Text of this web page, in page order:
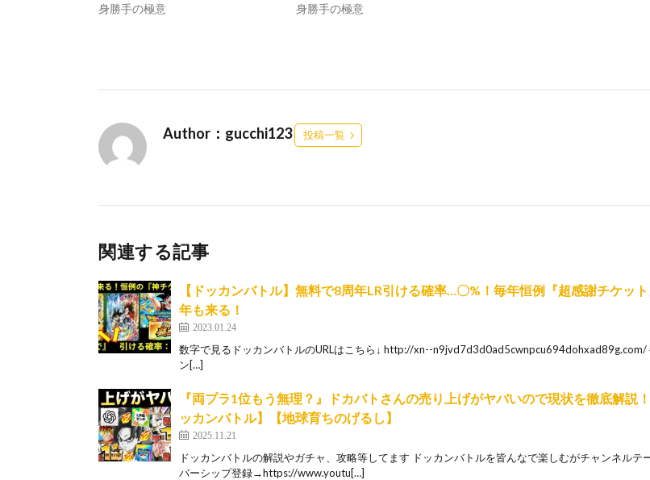
身勝手の極意
身勝手の極意
Author：gucchi123 投稿一覧
関連する記事
【ドッカンバトル】無料で8周年LR引ける確率…〇%！毎年恒例『超感謝チケッ
年も来る！
2023.01.24
数字で見るドッカンバトルのURLはこちら↓ http://xn--n9jvd7d3d0ad5cwnpcu694dohxad89g.com/
ン[…]
『両プラ1位もう無理？』ドカバトさんの売り上げがヤバいので現状を徹底解説
ッカンバトル】【地球育ちのげるし】
2025.11.21
ドッカンバトルの解説やガチャ、攻略等してます ドッカンバトルを皆んなで楽しむがチャンネルテ
バーシップ登録→https://www.youtu[…]